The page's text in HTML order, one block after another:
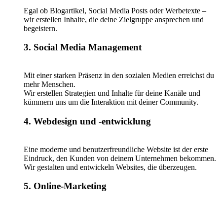
Egal ob Blogartikel, Social Media Posts oder Werbetexte –
wir erstellen Inhalte, die deine Zielgruppe ansprechen und
begeistern.
3. Social Media Management
Mit einer starken Präsenz in den sozialen Medien erreichst du
mehr Menschen.
Wir erstellen Strategien und Inhalte für deine Kanäle und
kümmern uns um die Interaktion mit deiner Community.
4. Webdesign und -entwicklung
Eine moderne und benutzerfreundliche Website ist der erste
Eindruck, den Kunden von deinem Unternehmen bekommen.
Wir gestalten und entwickeln Websites, die überzeugen.
5. Online-Marketing